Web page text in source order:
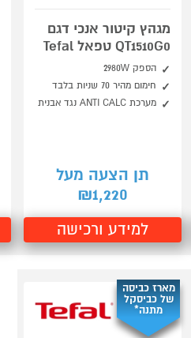
מגהץ קיטור אנכי דגם
QT1510G0 טפאל Tefal
הספק 2980W
חימום מהיר 70 שניות בלבד
מערכת ANTI CALC נגד אבנית
תן הצעה מעל
₪1,220
למידע ורכישה
מארז כביסה
של כביסקל
מתנה*